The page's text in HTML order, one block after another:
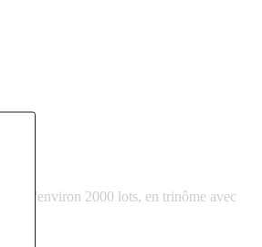
d'environ 2000 lots, en trinôme avec